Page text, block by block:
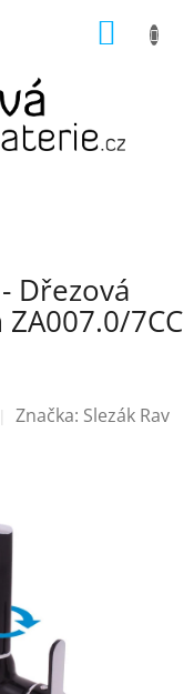
- Dřezová
7CC
Značka: Slezák Rav